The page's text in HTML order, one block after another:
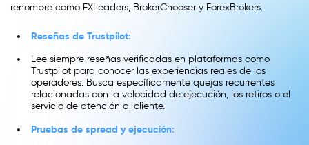
renombre como FXLeaders, BrokerChooser y ForexBrokers.
Reseñas de Trustpilot:
Lee siempre reseñas verificadas en plataformas como
Trustpilot para conocer las experiencias reales de los
operadores. Busca específicamente quejas recurrentes
relacionadas con la velocidad de ejecución, los retiros o el
servicio de atención al cliente.
Pruebas de spread y ejecución: